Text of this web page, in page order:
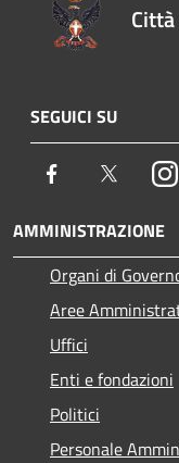
SEGUICI SU
Facebook Twitter
AMMINISTRAZIONE
Organi di
Aree
Uffici
Enti e fondazioni
Politici
Personale